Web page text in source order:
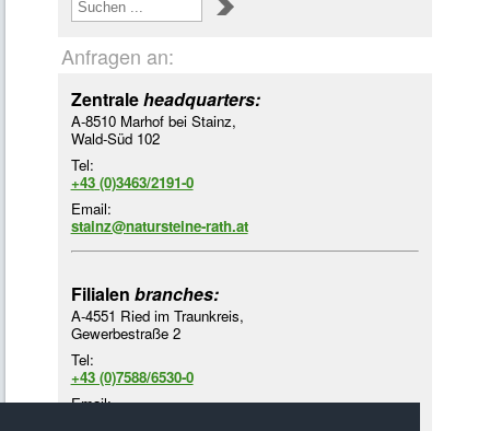
Anfragen an:
Zentraleheadquarters:
A-8510 Marhof bei Stainz,
Wald-Süd 102
Tel:
+43 (0)3463/2191-0
Email:
stainz@natursteine-rath.at
Filialen branches:
A-4551 Ried im Traunkreis,
Gewerbestraße 2
Tel:
+43 (0)7588/6530-0
Email: